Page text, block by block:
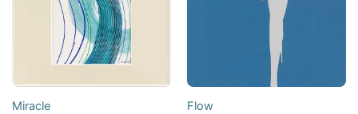
Miracle Flow